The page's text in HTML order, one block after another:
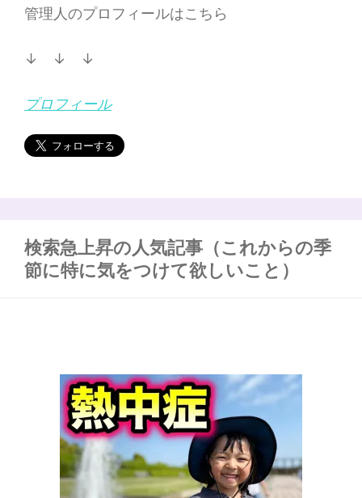
管理人のプロフィールはこちら
↓ ↓ ↓
プロフィール
検索急上昇の人気記事（これからの季
節に特に気をつけて欲しいこと）